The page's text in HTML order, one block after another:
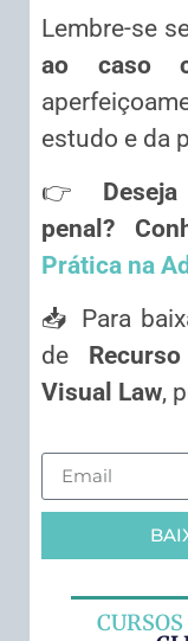
Lembre-se
ao caso
estudo e da
👉
penal?
Prática na
📥 Para
de
Visual Law,